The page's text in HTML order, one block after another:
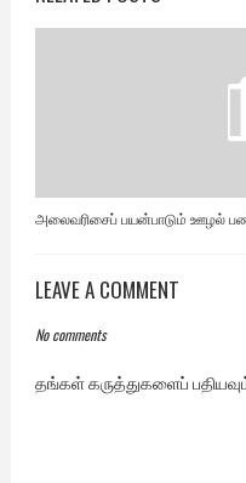
அலைவரிசைப் பயன்பாடும் ஊழல்
LEAVE A COMMENT
No comments
தங்கள் கருத்துகளைப்